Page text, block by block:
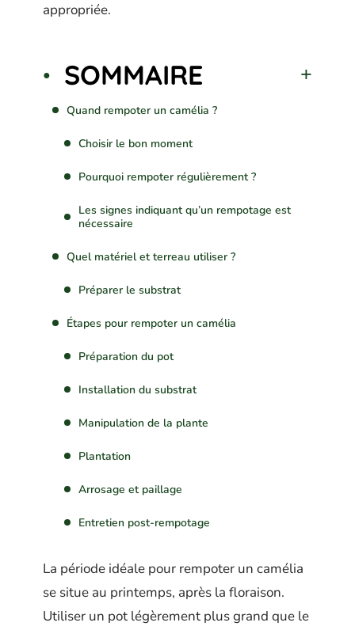
appropriée.
SOMMAIRE
Quand rempoter un camélia ?
Choisir le bon moment
Pourquoi rempoter régulièrement ?
Les signes indiquant qu’un rempotage est
nécessaire
Quel matériel et terreau utiliser ?
Préparer le substrat
Étapes pour rempoter un camélia
Préparation du pot
Installation du substrat
Manipulation de la plante
Plantation
Arrosage et paillage
Entretien post-rempotage
La période idéale pour rempoter un camélia
se situe au printemps, après la floraison.
Utiliser un pot légèrement plus grand que le